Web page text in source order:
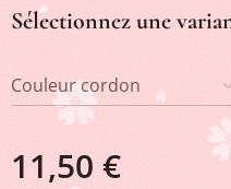
Sélectionnez une
Couleur cordon
11,50 €